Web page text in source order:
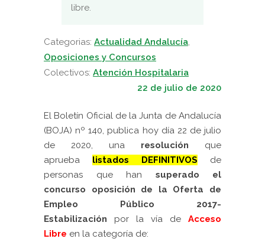
libre.
Categorias: Actualidad Andalucía,
Oposiciones y Concursos
Colectivos: Atención Hospitalaria
22 de julio de 2020
El Boletín Oficial de la Junta de Andalucía
(BOJA) nº 140, publica hoy día 22 de julio
de 2020, una resolución que
aprueba
listados DEFINITIVOS
de
personas que han superado el
concurso oposición de la Oferta de
Empleo Público 2017-
Estabilización por la vía de
Acceso
Libre en la categoría de: